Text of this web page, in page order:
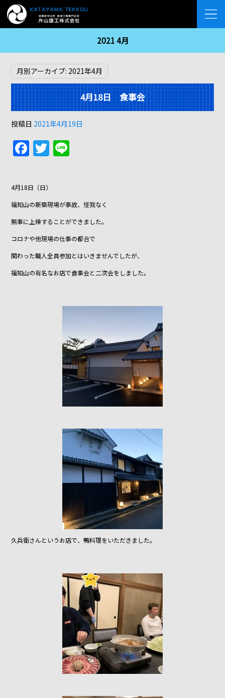
2021 4月
月別アーカイブ: 2021年4月
4月18日 食事会
投稿日 2021年4月19日
F
a
c
e
b
o
o
k
T
w
er
4月18日（日）
福知山の新築現場が事故、怪我なく
無事に上棟することができました。
コロナや他現場の仕事の都合で
関わった職人全員参加とはいきませんでしたが、
福知山の有名なお店で食事会と二次会をしました。
久兵衛さんというお店で、鴨料理をいただきました。